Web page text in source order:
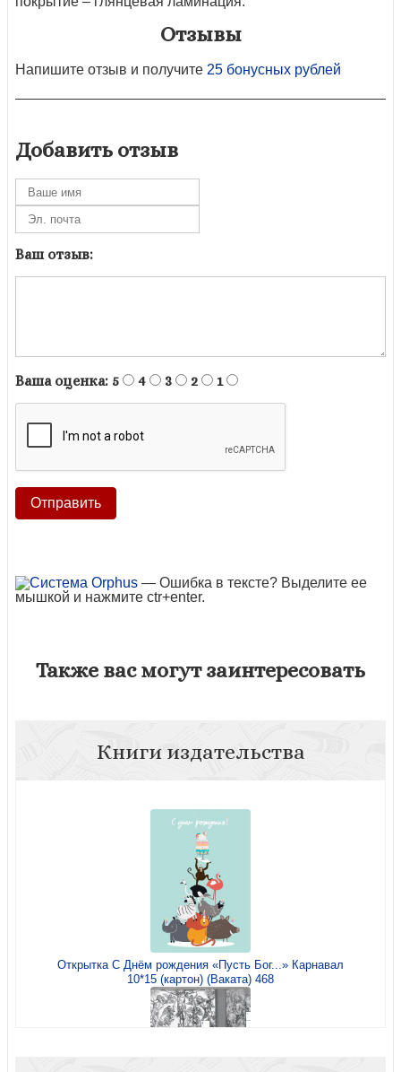
Отзывы
Напишите отзыв и получите 25 бонусных рублей
Добавить отзыв
Ваш отзыв:
Ваша оценка: 5 4 3 2 1
— Ошибка в тексте? Выделите ее
мышкой и нажмите ctr+enter.
Также вас могут заинтересовать
Книги издательства
Открытка С Днём рождения «Пусть Бог...» Карнавал
10*15 (картон) (Ваката) 468